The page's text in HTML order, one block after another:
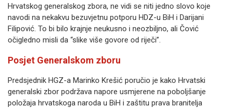
Hrvatskog generalskog zbora, ne vidi se niti jedno slovo koje
navodi na nekakvu bezuvjetnu potporu HDZ-u BiH i Darijani
Filipović. To bi bilo krajnje neukusno i neozbiljno, ali Čović
očigledno misli da “slike više govore od riječi”.
Posjet Generalskom zboru
Predsjednik HGZ-a Marinko Krešić poručio je kako Hrvatski
generalski zbor podržava napore usmjerene na poboljšanje
položaja hrvatskoga naroda u BiH i zaštitu prava branitelja